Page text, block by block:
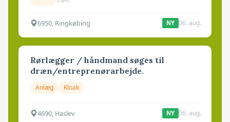
6950, Ringkøbing NY 06. aug.
Rørlægger / håndmand søges til
dræn/entreprenørarbejde.
Anlæg Kloak
4690, Haslev NY 06. aug.